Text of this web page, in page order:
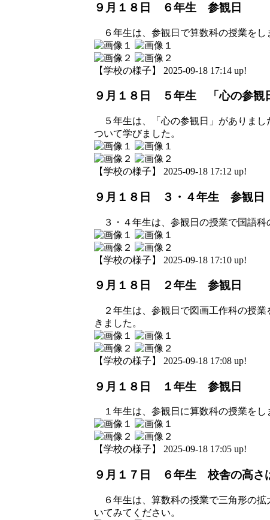
９月１８日 ６年生 参観日
６年生は、参観日で算数科の授業をし
【学校の様子】 2025-09-18 17:14 up!
９月１８日 ５年生 「心の参観
５年生は、「心の参観日」がありまし
ついて学びました。
【学校の様子】 2025-09-18 17:12 up!
９月１８日 ３・４年生 参観日
３・４年生は、参観日の授業で国語科
【学校の様子】 2025-09-18 17:10 up!
９月１８日 ２年生 参観日
２年生は、参観日で図画工作科の授業
きました。
【学校の様子】 2025-09-18 17:08 up!
９月１８日 １年生 参観日
１年生は、参観日に算数科の授業をし
【学校の様子】 2025-09-18 17:05 up!
９月１７日 ６年生 校舎の高さ
６年生は、算数科の授業で三角形の拡
いてみてください。